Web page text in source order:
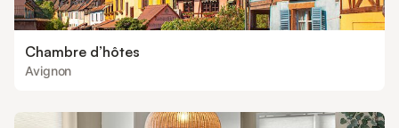
Chambre d’hôtes
Avignon